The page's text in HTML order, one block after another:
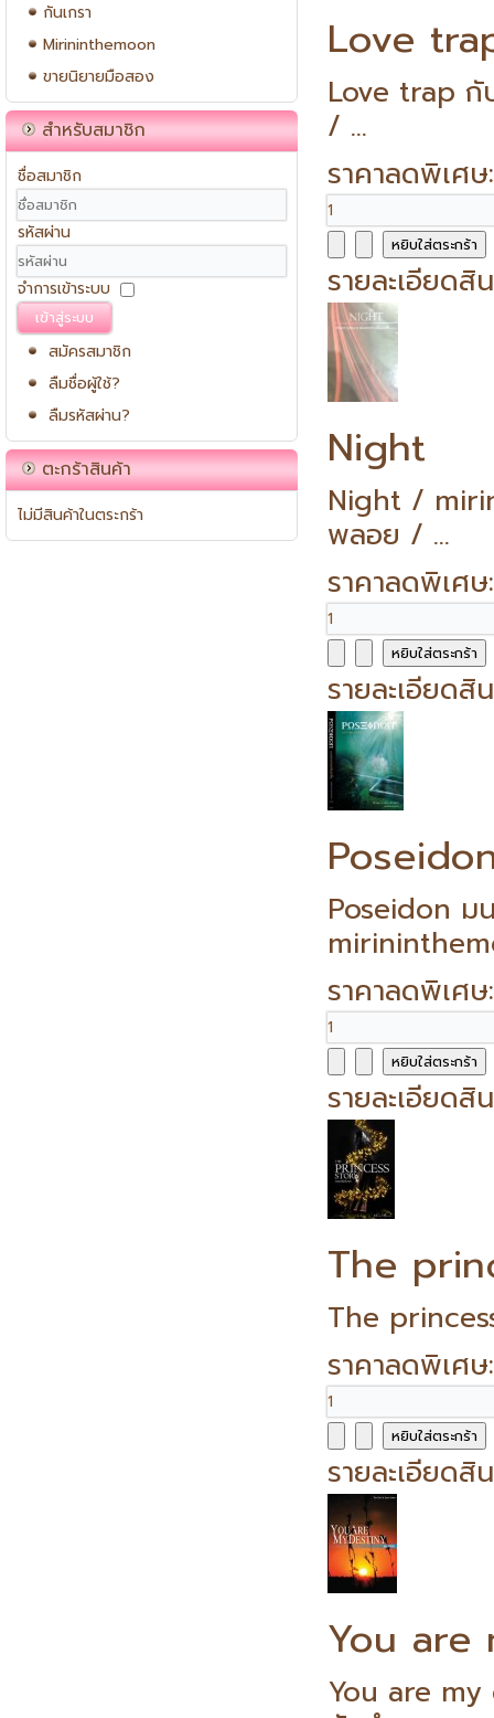
กันเกรา
Mirininthemoon
ขายนิยายมือสอง
สำหรับสมาชิก
ชื่อสมาชิก
รหัสผ่าน
จำการเข้าระบบ
เข้าสู่ระบบ
สมัครสมาชิก
ลืมชื่อผู้ใช้?
ลืมรหัสผ่าน?
ตะกร้าสินค้า
ไม่มีสินค้าในตระกร้า
Love
Love trap
/ ...
ราคาลดพิเศ
รายละเอียดสิ
Night
Night /
พลอย / ...
ราคาลดพิเศ
รายละเอียดสิ
Poseidon ม
ราคาลดพิเศ
รายละเอียดสิ
The
The
ราคาลดพิเศ
รายละเอียดสิ
You are
You are